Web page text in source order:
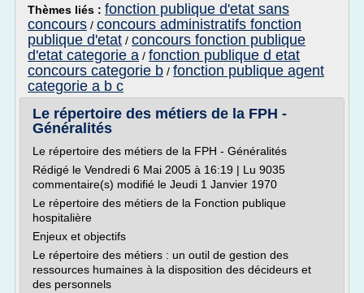
Thèmes liés : fonction publique d'etat sans
concours / concours administratifs fonction
publique d'etat / concours fonction publique
d'etat categorie a / fonction publique d etat
concours categorie b / fonction publique agent
categorie a b c
Le répertoire des métiers de la FPH -
Généralités
Le répertoire des métiers de la FPH - Généralités
Rédigé le Vendredi 6 Mai 2005 à 16:19 | Lu 9035
commentaire(s) modifié le Jeudi 1 Janvier 1970
Le répertoire des métiers de la Fonction publique
hospitalière
Enjeux et objectifs
Le répertoire des métiers : un outil de gestion des
ressources humaines à la disposition des décideurs et
des personnels